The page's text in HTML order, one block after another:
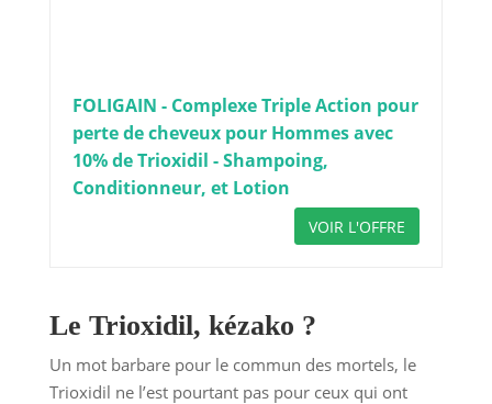
FOLIGAIN - Complexe Triple Action pour
perte de cheveux pour Hommes avec
10% de Trioxidil - Shampoing,
Conditionneur, et Lotion
VOIR L'OFFRE
Le Trioxidil, kézako ?
Un mot barbare pour le commun des mortels, le
Trioxidil ne l’est pourtant pas pour ceux qui ont